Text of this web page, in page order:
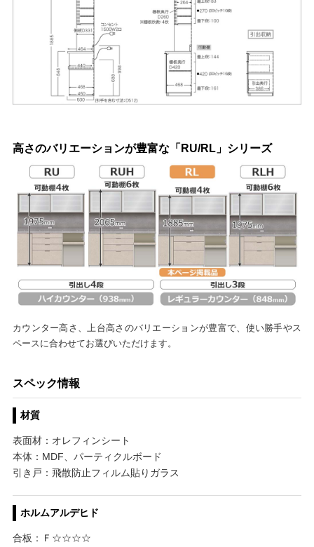
高さのバリエーションが豊富な「RU/RL」シリーズ
カウンター高さ、上台高さのバリエーションが豊富で、使い勝手やス
ペースに合わせてお選びいただけます。
スペック情報
材質
表面材：オレフィンシート
本体：MDF、パーティクルボード
引き戸：飛散防止フィルム貼りガラス
ホルムアルデヒド
合板：Ｆ☆☆☆☆